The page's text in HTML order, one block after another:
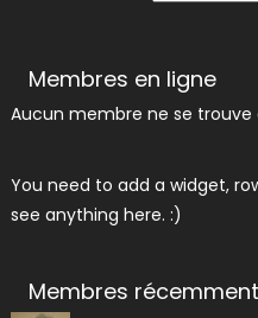
Membres en ligne
Aucun membre ne se
You need to add a widget,
see anything here. :)
Membres